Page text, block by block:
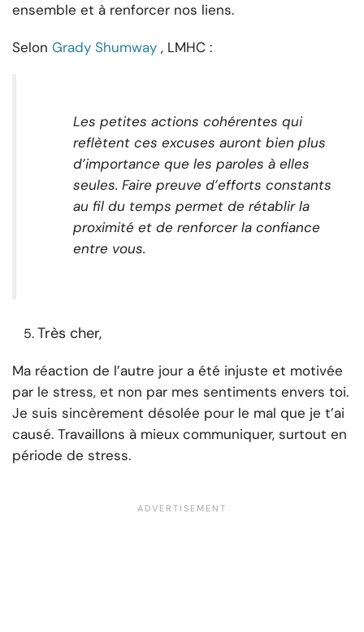
ensemble et à renforcer nos liens.
Selon Grady Shumway , LMHC :
Les petites actions cohérentes qui
reflètent ces excuses auront bien plus
d’importance que les paroles à elles
seules. Faire preuve d’efforts constants
au fil du temps permet de rétablir la
proximité et de renforcer la confiance
entre vous.
Très cher,
Ma réaction de l’autre jour a été injuste et motivée
par le stress, et non par mes sentiments envers toi.
Je suis sincèrement désolée pour le mal que je t’ai
causé. Travaillons à mieux communiquer, surtout en
période de stress.